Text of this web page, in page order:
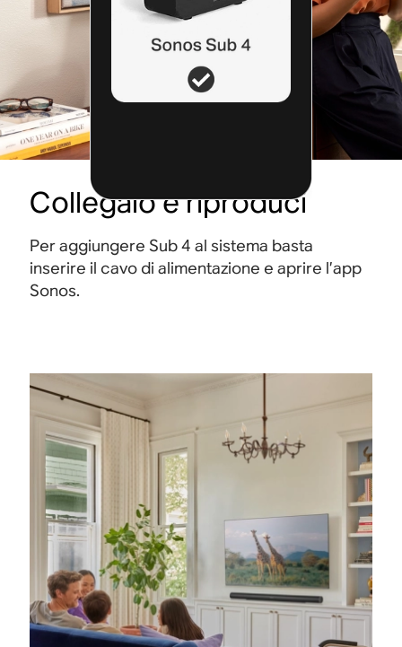
Collegalo e riproduci
Per aggiungere Sub 4 al sistema basta
inserire il cavo di alimentazione e aprire l’app
Sonos.